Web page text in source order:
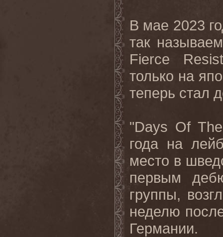
В мае 2023
так
Fierce
только на
теперь стал
"Days Of
года на
место в
первым
группы,
неделю
Германии.